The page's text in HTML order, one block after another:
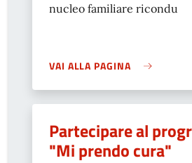
nucleo familiare ricondu
VAI ALLA PAGINA
Partecipare al
"Mi prendo cura"